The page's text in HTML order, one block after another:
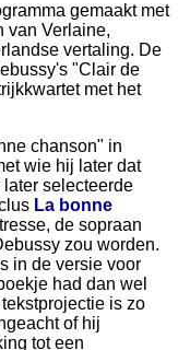
gemaakt met
van Verlaine,
vertaling. De
"Clair de
met het
chanson" in
wie hij later dat
selecteerde
La bonne
de sopraan
zou worden.
in de versie voor
had dan wel
is zo
of hij
tot een